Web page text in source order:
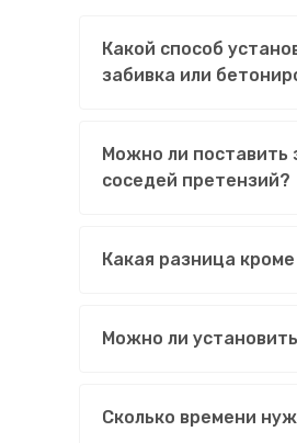
Какой способ
забивка или
Можно ли поставить
соседей претензий?
Какая разница
Можно ли
Сколько времени